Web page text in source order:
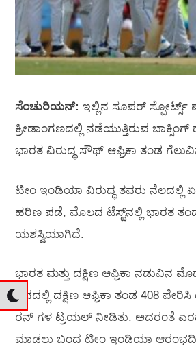
ಸೆಂಚುರಿಯನ್‌: ಇಲ್ಲಿನ ಸೂಪರ್‌ ಸ್ಪೋರ್ಟ್ಸ್‌
ಕ್ರೀಡಾಂಗಣದಲ್ಲಿ ನಡೆಯುತ್ತಿರುವ ಬಾಕ್ಸಿಂಗ್‌
ಭಾರತ ವಿರುದ್ಧ ಸೌಥ್‌ ಆಫ್ರಿಕಾ ತಂಡ
ಟೀಂ ಇಂಡಿಯಾ ವಿರುದ್ಧ ತವರು ನೆಲದಲ್ಲಿ
ಹರಿಣ ಪಡೆ, ಮೊಲದ ಟೆಸ್ಟ್‌ನಲ್ಲಿ ಭಾರತ
ಯಶಸ್ವಿಯಾಗಿದೆ.
ಭಾರತ ಮತ್ತು ದಕ್ಷಿಣ ಆಫ್ರಿಕಾ ನಡುವಿನ
ದಿನದಲ್ಲಿ ದಕ್ಷಿಣ ಆಫ್ರಿಕಾ ತಂಡ 408
ರನ್‌ ಗಳ ಟ್ರಯಲ್‌ ನೀಡಿತು. ಅದರಂತೆ
ಮಾಡಲು ಬಂದ ಟೀಂ ಇಂಡಿಯಾ